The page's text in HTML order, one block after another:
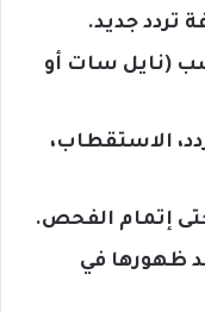
تردد جديد.
(نايل سات أو
الاستقطاب،
إتمام الفحص.
ظهورها في